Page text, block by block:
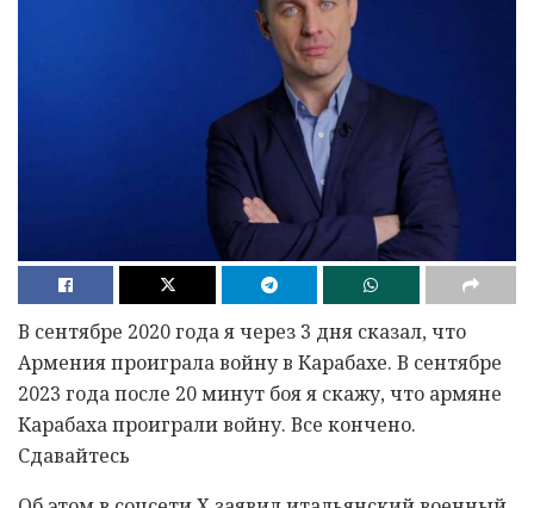
В сентябре 2020 года я через 3 дня сказал, что
Армения проиграла войну в Карабахе. В сентябре
2023 года после 20 минут боя я скажу, что армяне
Карабаха проиграли войну. Все кончено.
Сдавайтесь